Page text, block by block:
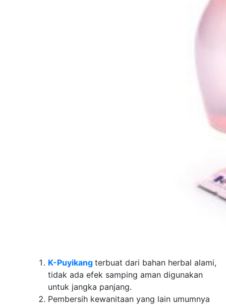
K-Puyikang terbuat dari bahan herbal alami,
tidak ada efek samping aman digunakan
untuk jangka panjang.
Pembersih kewanitaan yang lain umumnya